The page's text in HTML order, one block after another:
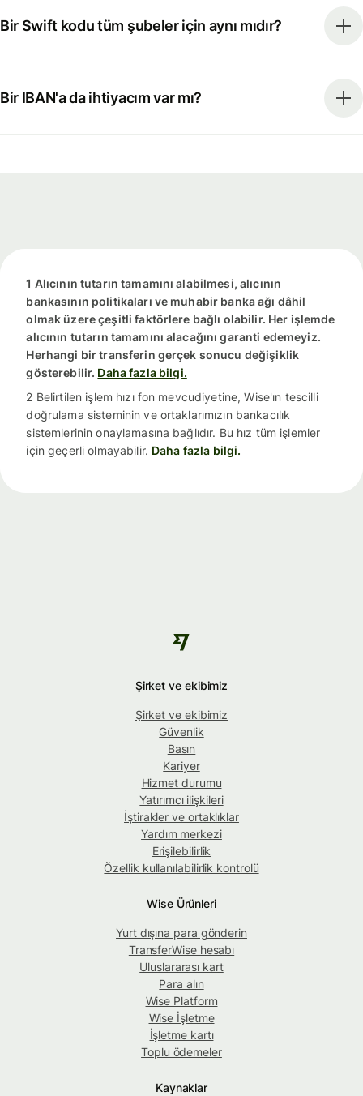
Bir Swift kodu tüm şubeler için aynı mıdır?
Bir IBAN'a da ihtiyacım var mı?
1 Alıcının tutarın tamamını alabilmesi, alıcının
bankasının politikaları ve muhabir banka ağı dâhil
olmak üzere çeşitli faktörlere bağlı olabilir. Her işlemde
alıcının tutarın tamamını alacağını garanti edemeyiz.
Herhangi bir transferin gerçek sonucu değişiklik
gösterebilir. Daha fazla bilgi.
2 Belirtilen işlem hızı fon mevcudiyetine, Wise'ın tescilli
doğrulama sisteminin ve ortaklarımızın bankacılık
sistemlerinin onaylamasına bağlıdır. Bu hız tüm işlemler
için geçerli olmayabilir. Daha fazla bilgi.
Şirket ve ekibimiz
Şirket ve ekibimiz
Güvenlik
Basın
Kariyer
Hizmet durumu
Yatırımcı ilişkileri
İştirakler ve ortaklıklar
Yardım merkezi
Erişilebilirlik
Özellik kullanılabilirlik kontrolü
Wise Ürünleri
Yurt dışına para gönderin
TransferWise hesabı
Uluslararası kart
Para alın
Wise Platform
Wise İşletme
İşletme kartı
Toplu ödemeler
Kaynaklar